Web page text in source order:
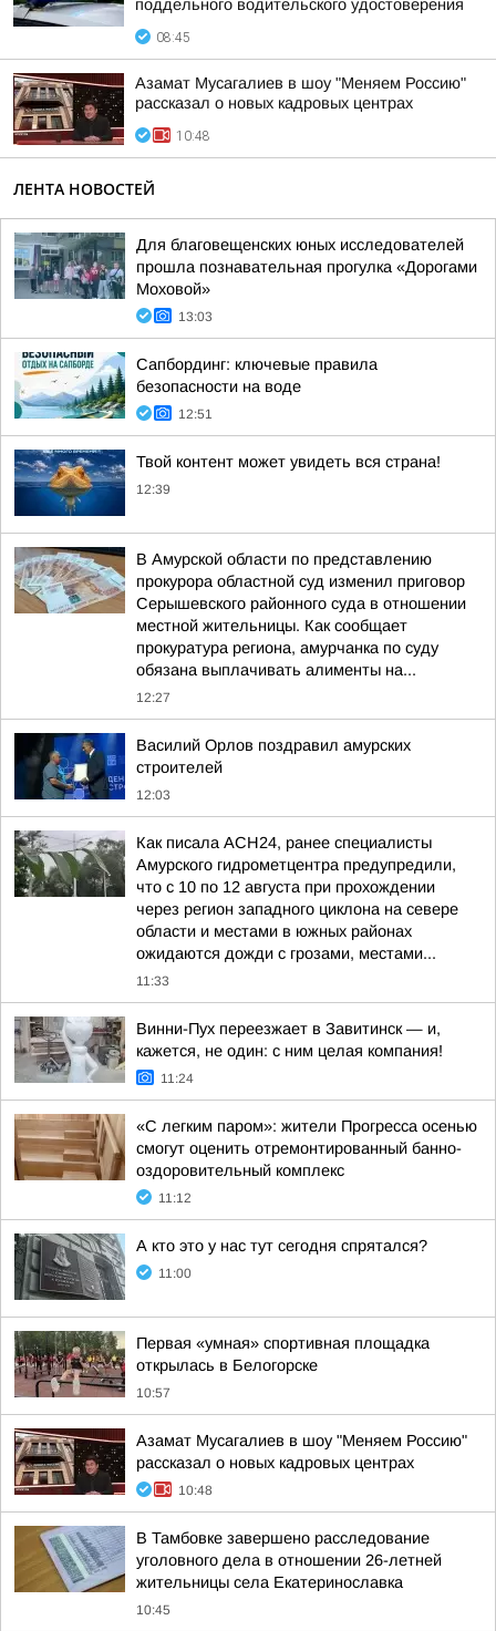
поддельного водительского удостоверения
08:45
Азамат Мусагалиев в шоу "Меняем Россию"
рассказал о новых кадровых центрах
10:48
ЛЕНТА НОВОСТЕЙ
Для благовещенских юных исследователей
прошла познавательная прогулка «Дорогами
Моховой»
13:03
Сапбординг: ключевые правила
безопасности на воде
12:51
Твой контент может увидеть вся страна!
12:39
В Амурской области по представлению
прокурора областной суд изменил приговор
Серышевского районного суда в отношении
местной жительницы. Как сообщает
прокуратура региона, амурчанка по суду
обязана выплачивать алименты на...
12:27
Василий Орлов поздравил амурских
строителей
12:03
Как писала АСН24, ранее специалисты
Амурского гидрометцентра предупредили,
что с 10 по 12 августа при прохождении
через регион западного циклона на севере
области и местами в южных районах
ожидаются дожди с грозами, местами...
11:33
Винни-Пух переезжает в Завитинск — и,
кажется, не один: с ним целая компания!
11:24
«С легким паром»: жители Прогресса осенью
смогут оценить отремонтированный банно-
оздоровительный комплекс
11:12
А кто это у нас тут сегодня спрятался?
11:00
Первая «умная» спортивная площадка
открылась в Белогорске
10:57
Азамат Мусагалиев в шоу "Меняем Россию"
рассказал о новых кадровых центрах
10:48
В Тамбовке завершено расследование
уголовного дела в отношении 26-летней
жительницы села Екатеринославка
10:45